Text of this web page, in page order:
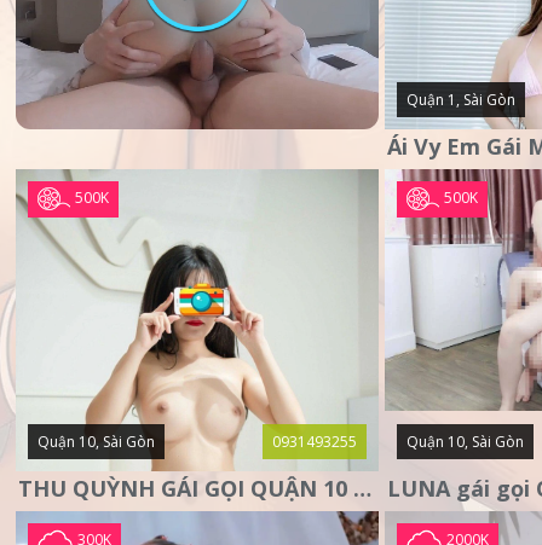
Quận 1, Sài Gòn
500K
Quận 10, Sài Gòn 0931493255
THU QUỲNH GÁI GỌI QUẬN 10 – MẶT XINH DA TRẮNG – SANG
500K
Quận 10, Sài Gòn
300K 2000K